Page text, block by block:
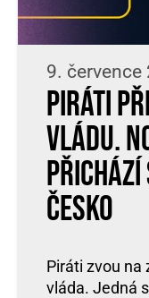
9. července
Piráti
vládu.
Česko
Piráti zvou na
vláda. Jedná